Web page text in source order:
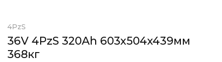
СКИДКИ И АКЦИИ
4PzS
36V 4PzS 320Ah 603x504x439мм
368кг